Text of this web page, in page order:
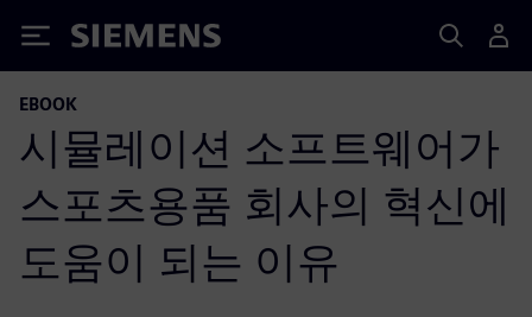
Siemens
EBOOK
시뮬레이션 소프트웨어가
스포츠용품 회사의 혁신에
도움이 되는 이유